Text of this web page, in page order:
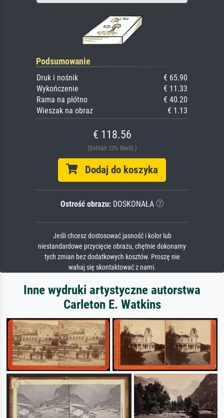
Podsumowanie
Druk i nośnik
€ 65.90
Wykończenie
€ 11.33
Rama na płótno
€ 40.20
Wieszak na obraz
€ 1.13
€ 118.56
(Enthält 23% MwSt.)
Dodaj do koszyka
Ostrość obrazu:DOSKONAŁA
Jeśli chcesz dostosować jasność i kolor lub
niestandardowe przycięcie obrazu, chętnie dokonamy
tych zmian bez dodatkowych kosztów. Proszę nie
wahaj się skontaktować z nami.
Inne wydruki artystyczne autorstwa
Carleton E. Watkins